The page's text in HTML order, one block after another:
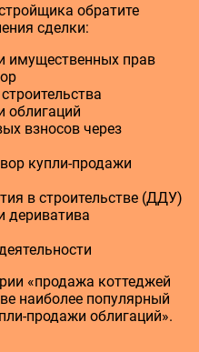
обратите
сделки:
имущественных прав
облигаций
взносов через
купли-продажи
в строительстве (ДДУ)
дериватива
«продажа коттеджей
наиболее популярный
продажи облигаций».